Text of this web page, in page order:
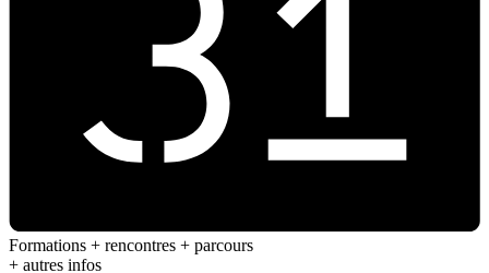
Formations + rencontres + parcours
+ autres infos